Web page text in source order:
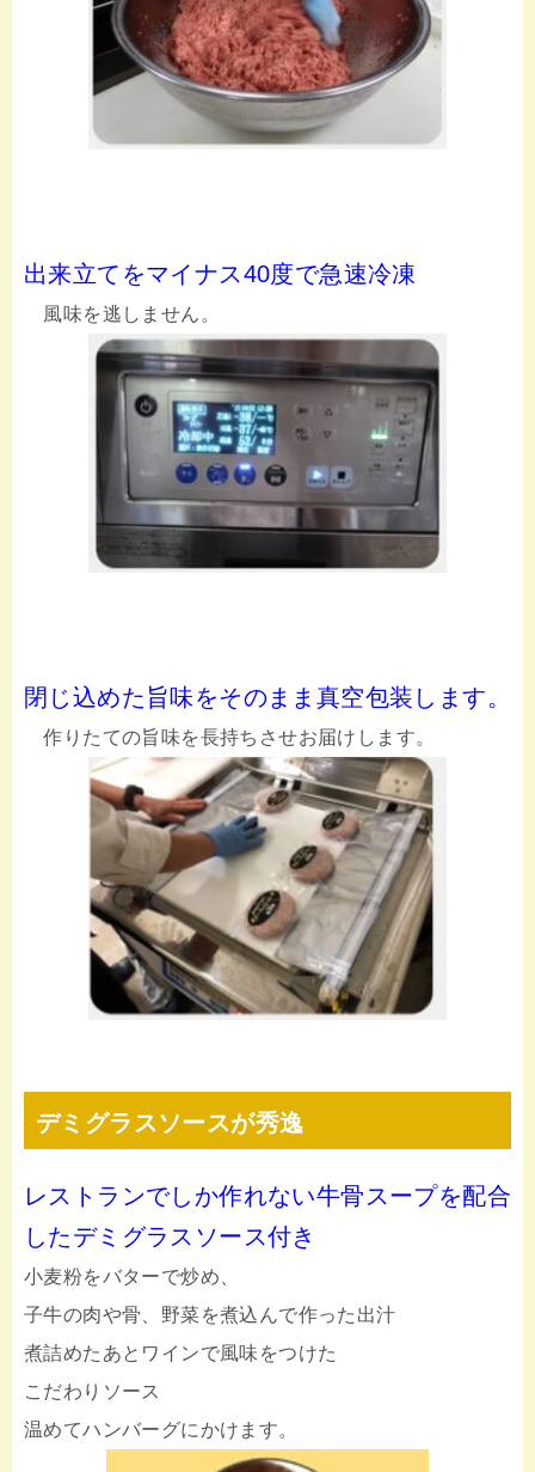
出来立てをマイナス40度で急速冷凍
風味を逃しません。
閉じ込めた旨味をそのまま真空包装します。
作りたての旨味を長持ちさせお届けします。
デミグラスソースが秀逸
レストランでしか作れない牛骨スープを配合
したデミグラスソース付き
小麦粉をバターで炒め、
子牛の肉や骨、野菜を煮込んで作った出汁
煮詰めたあとワインで風味をつけた
こだわりソース
温めてハンバーグにかけます。